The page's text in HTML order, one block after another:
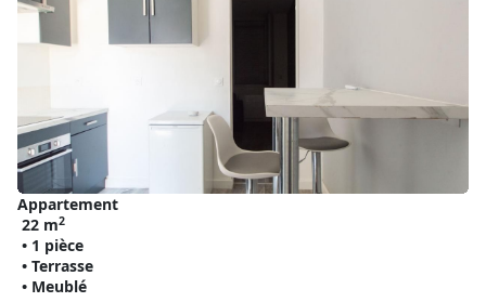
Appartement
22 m2
• 1 pièce
• Terrasse
• Meublé